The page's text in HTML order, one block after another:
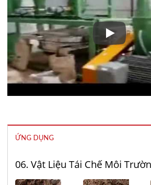
Hệ thống
ỨNG DỤNG
06. Vật Liệu Tái Chế Môi